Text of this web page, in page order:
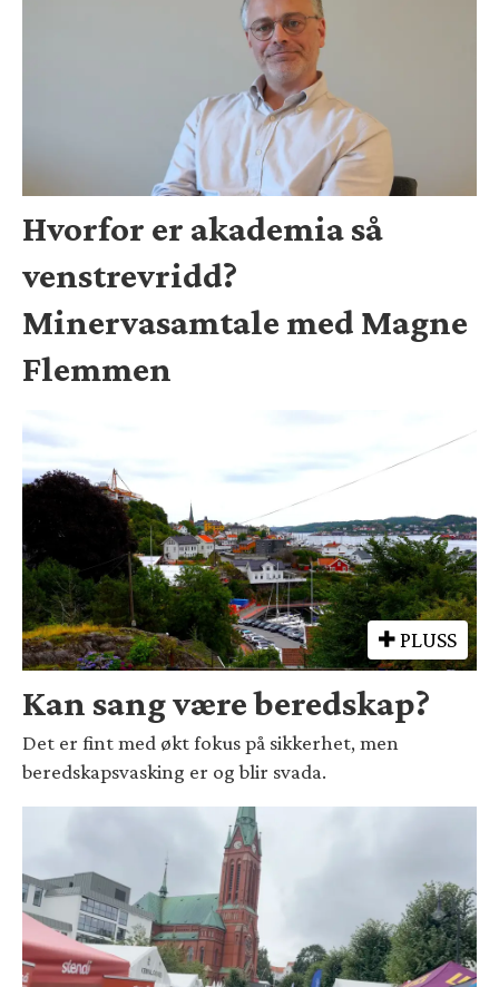
Hvorfor er akademia så
venstrevridd?
Minervasamtale med Magne
Flemmen
PLUSS
Kan sang være beredskap?
Det er fint med økt fokus på sikkerhet, men
beredskapsvasking er og blir svada.